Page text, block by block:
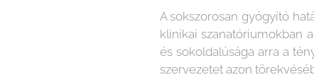
A sokszorosan gyógyító
klinikai szanatóriumokban
és sokoldalúsága arra a
szervezetet azon